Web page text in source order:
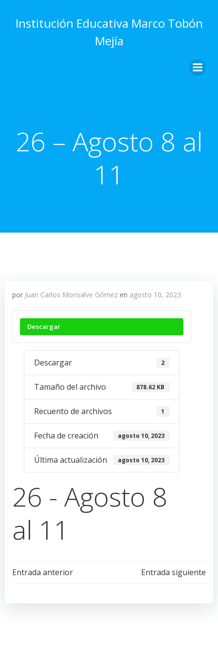
al
contenido
Institución Educativa Marco Tobón
Mejía
26 – Agosto 8 al
11
por Juan Carlos Monsalve Gómez en agosto 10, 2023
Descargar
Descargar 2
Tamaño del archivo 878.62 KB
Recuento de archivos 1
Fecha de creación agosto 10, 2023
Última actualización agosto 10, 2023
26 - Agosto 8
al 11
Navegación
de
Entrada anterior
Navegación
de
Entrada siguiente